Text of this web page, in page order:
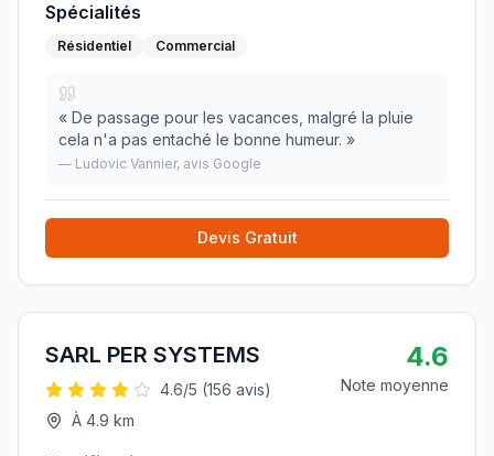
Spécialités
Résidentiel Commercial
« De passage pour les vacances, malgré la pluie
cela n'a pas entaché le bonne humeur. »
— Ludovic Vannier, avis Google
Devis Gratuit
SARL PER SYSTEMS
4.6/5 (156 avis)
À 4.9 km
4.6
Note moyenne